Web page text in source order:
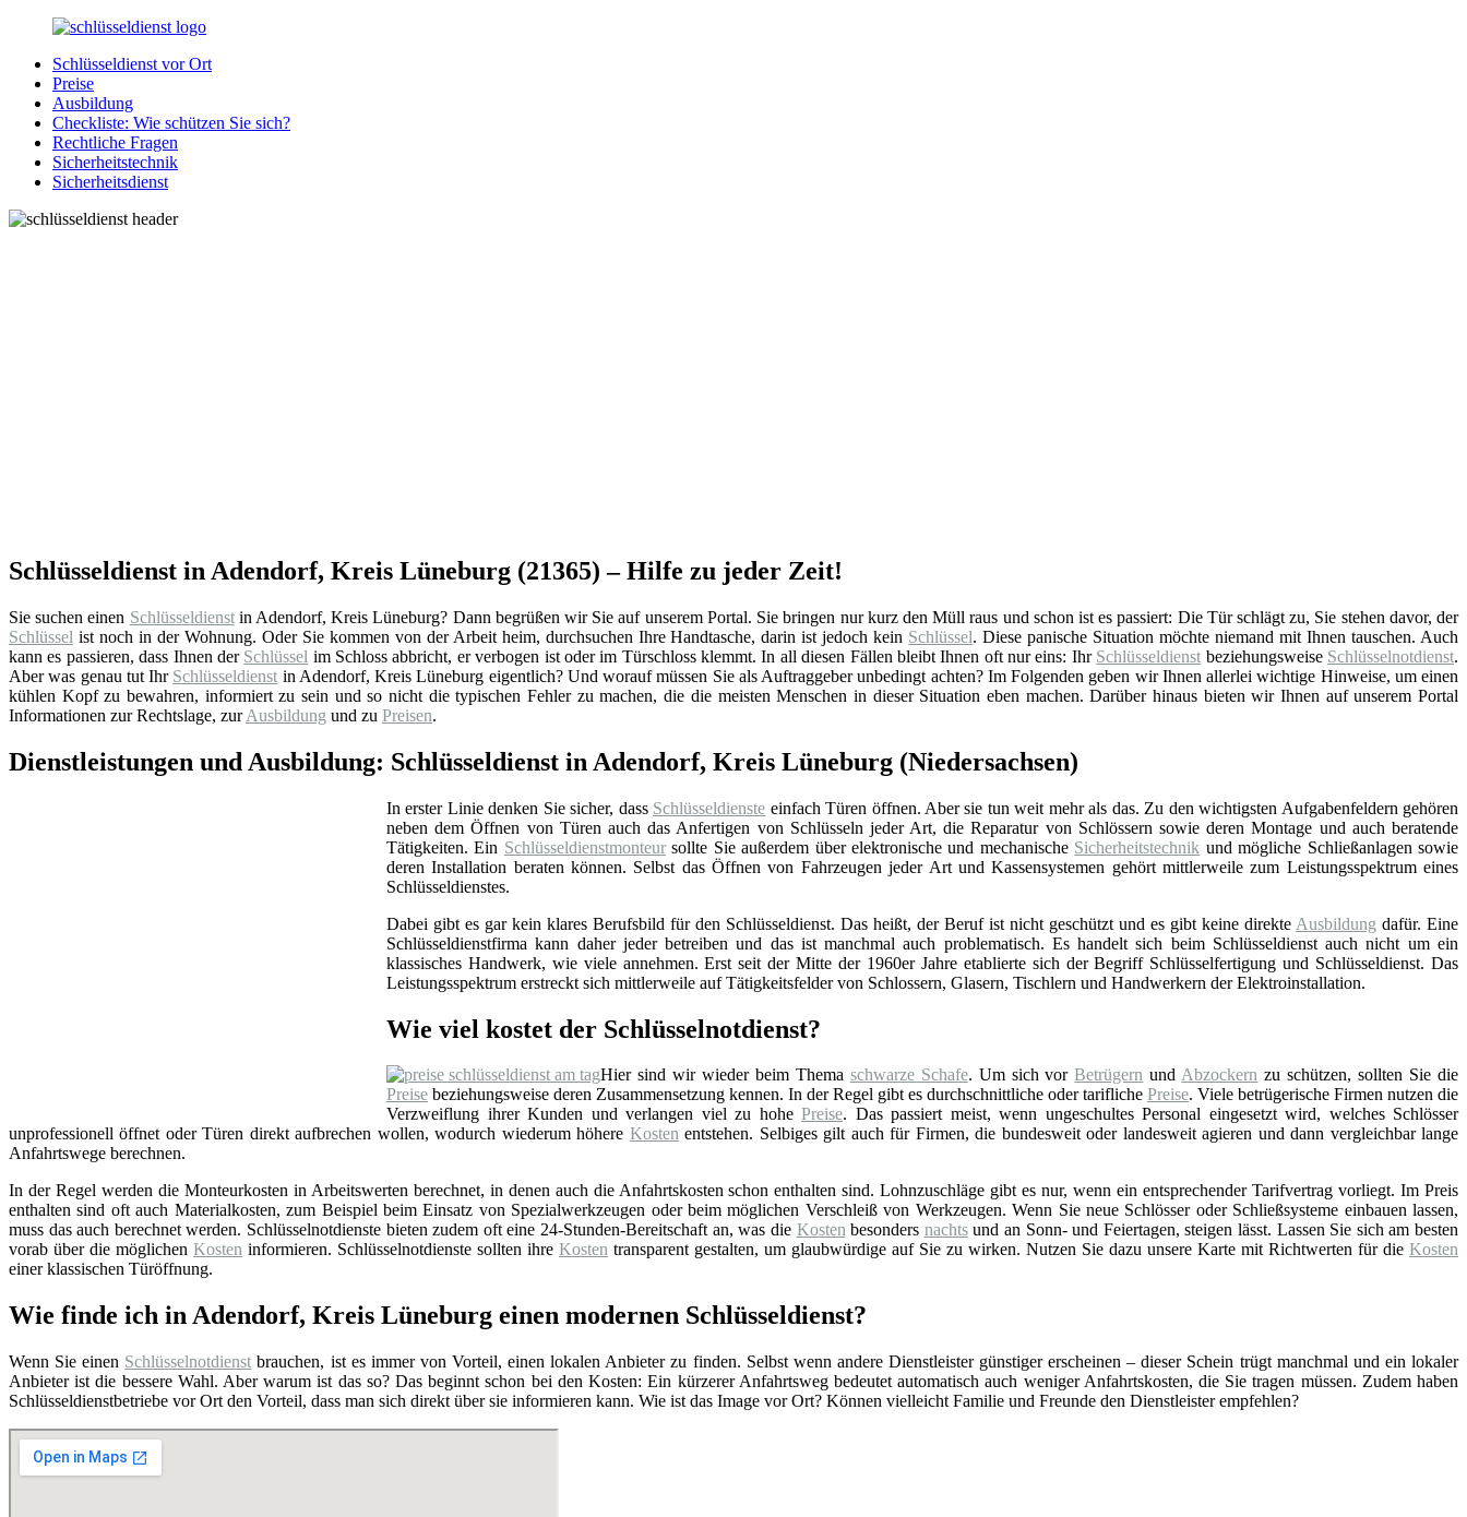
Zurück
Inhalt
SchluesseldienstDirekt.de
Ihre
Notlage
wird
gelöst!
Schlüsseldienst vor Ort
Preise
Ausbildung
Checkliste: Wie schützen Sie sich?
Rechtliche Fragen
Sicherheitstechnik
Sicherheitsdienst
Schlüsseldienst in Adendorf, Kreis Lüneburg (21365) – Hilfe zu jeder Zeit!
Sie suchen einen Schlüsseldienstin Adendorf, Kreis Lüneburg? Dann begrüßen wir Sie auf unserem Portal. Sie bringen nur kurz den Müll raus und schon ist es passiert: Die Tür schlägt zu, Sie stehen davor, der
Schlüssel ist noch in der Wohnung. Oder Sie kommen von der Arbeit heim, durchsuchen Ihre Handtasche, darin ist jedoch kein Schlüssel. Diese panische Situation möchte niemand mit Ihnen tauschen. Auch
kann es passieren, dass Ihnen der Schlüssel im Schloss abbricht, er verbogen ist oder im Türschloss klemmt. In all diesen Fällen bleibt Ihnen oft nur eins: Ihr Schlüsseldienst beziehungsweise Schlüsselnotdienst.
Aber was genau tut Ihr Schlüsseldienst in Adendorf, Kreis Lüneburg eigentlich? Und worauf müssen Sie als Auftraggeber unbedingt achten? Im Folgenden geben wir Ihnen allerlei wichtige Hinweise, um einen
kühlen Kopf zu bewahren, informiert zu sein und so nicht die typischen Fehler zu machen, die die meisten Menschen in dieser Situation eben machen. Darüber hinaus bieten wir Ihnen auf unserem Portal
Informationen zur Rechtslage, zurAusbildung und zu Preisen.
Dienstleistungen und Ausbildung: Schlüsseldienst in Adendorf, Kreis Lüneburg (Niedersachsen)
In erster Linie denken Sie sicher, dass Schlüsseldienste einfach Türen öffnen. Aber sie tun weit mehr als das. Zu den wichtigsten Aufgabenfeldern gehören
neben dem Öffnen von Türen auch das Anfertigen von Schlüsseln jeder Art, die Reparatur von Schlössern sowie deren Montage und auch beratende
Tätigkeiten. Ein Schlüsseldienstmonteursollte Sie außerdem über elektronische und mechanische Sicherheitstechnik und mögliche Schließanlagen sowie
deren Installation beraten können. Selbst das Öffnen von Fahrzeugen jeder Art und Kassensystemen gehört mittlerweile zum Leistungsspektrum eines
Schlüsseldienstes.
Dabei gibt es gar kein klares Berufsbild für den Schlüsseldienst. Das heißt, der Beruf ist nicht geschützt und es gibt keine direkte Ausbildung dafür. Eine
Schlüsseldienstfirma kann daher jeder betreiben und das ist manchmal auch problematisch. Es handelt sich beim Schlüsseldienst auch nicht um ein
klassisches Handwerk, wie viele annehmen. Erst seit der Mitte der 1960er Jahre etablierte sich der Begriff Schlüsselfertigung und Schlüsseldienst. Das
Leistungsspektrum erstreckt sich mittlerweile auf Tätigkeitsfelder von Schlossern, Glasern, Tischlern und Handwerkern der Elektroinstallation.
Wie viel kostet der Schlüsselnotdienst?
Hier sind wir wieder beim Thema schwarze Schafe. Um sich vorBetrügern undAbzockern zu schützen, sollten Sie die
Preise beziehungsweise deren Zusammensetzung kennen. In der Regel gibt es durchschnittliche oder tarifliche Preise. Viele betrügerische Firmen nutzen die
Verzweiflung ihrer Kunden und verlangen viel zu hohe Preise. Das passiert meist, wenn ungeschultes Personal eingesetzt wird, welches Schlösser
unprofessionell öffnet oder Türen direkt aufbrechen wollen, wodurch wiederum höhere Kostenentstehen. Selbiges gilt auch für Firmen, die bundesweit oder landesweit agieren und dann vergleichbar lange
Anfahrtswege berechnen.
In der Regel werden die Monteurkosten in Arbeitswerten berechnet, in denen auch die Anfahrtskosten schon enthalten sind. Lohnzuschläge gibt es nur, wenn ein entsprechender Tarifvertrag vorliegt. Im Preis
enthalten sind oft auch Materialkosten, zum Beispiel beim Einsatz von Spezialwerkzeugen oder beim möglichen Verschleiß von Werkzeugen. Wenn Sie neue Schlösser oder Schließsysteme einbauen lassen,
muss das auch berechnet werden. Schlüsselnotdienste bieten zudem oft eine 24-Stunden-Bereitschaft an, was die Kostenbesonders nachtsund an Sonn- und Feiertagen, steigen lässt. Lassen Sie sich am besten
vorab über die möglichen Kosten informieren. Schlüsselnotdienste sollten ihre Kosten transparent gestalten, um glaubwürdige auf Sie zu wirken. Nutzen Sie dazu unsere Karte mit Richtwerten für die Kosten
einer klassischen Türöffnung.
Wie finde ich in Adendorf, Kreis Lüneburg einen modernen Schlüsseldienst?
Wenn Sie einen Schlüsselnotdienst brauchen, ist es immer von Vorteil, einen lokalen Anbieter zu finden. Selbst wenn andere Dienstleister günstiger erscheinen – dieser Schein trügt manchmal und ein lokaler
Anbieter ist die bessere Wahl. Aber warum ist das so? Das beginnt schon bei den Kosten: Ein kürzerer Anfahrtsweg bedeutet automatisch auch weniger Anfahrtskosten, die Sie tragen müssen. Zudem haben
Schlüsseldienstbetriebe vor Ort den Vorteil, dass man sich direkt über sie informieren kann. Wie ist das Image vor Ort? Können vielleicht Familie und Freunde den Dienstleister empfehlen?